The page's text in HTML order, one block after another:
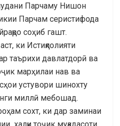
Парчаму Нишон
Парчам серистифода
соҳиб гашт.
ки Истиқлолияти
таърихи давлатдорӣ ва
марҳилаи нав ва
устувори шинохту
миллӣ мебошад.
сохт, ки дар заминаи